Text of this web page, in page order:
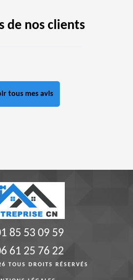
de nos clients
tous mes avis
85 53 09 59
61 25 76 22
TOUS DROITS RÉSERVÉS